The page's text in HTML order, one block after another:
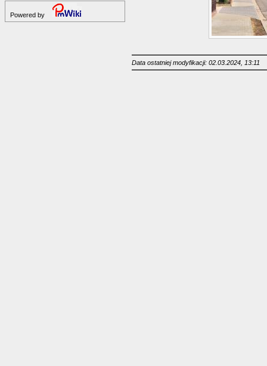
Powered by
Data ostatniej modyfikacji: 02.03.2024, 13:11